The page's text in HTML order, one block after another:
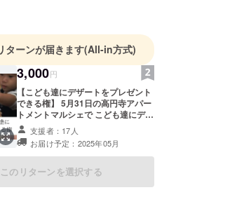
ターンが届きます(All-in方式)
3,000円
【こども達にデザートをプレゼント
できる権】 5月31日の高円寺アパー
トメントマルシェで こども達にデ
ザート（果物・焼き菓子など）をプ
レゼントできます。 ※予約なしで先
着順にプレゼント（なくなり次第終
了） ※感謝の気持ちを込めてお礼の
メッセージを送らせていただきま
支援者：17人
お届け予定：2025年05月
このリターンを選択する